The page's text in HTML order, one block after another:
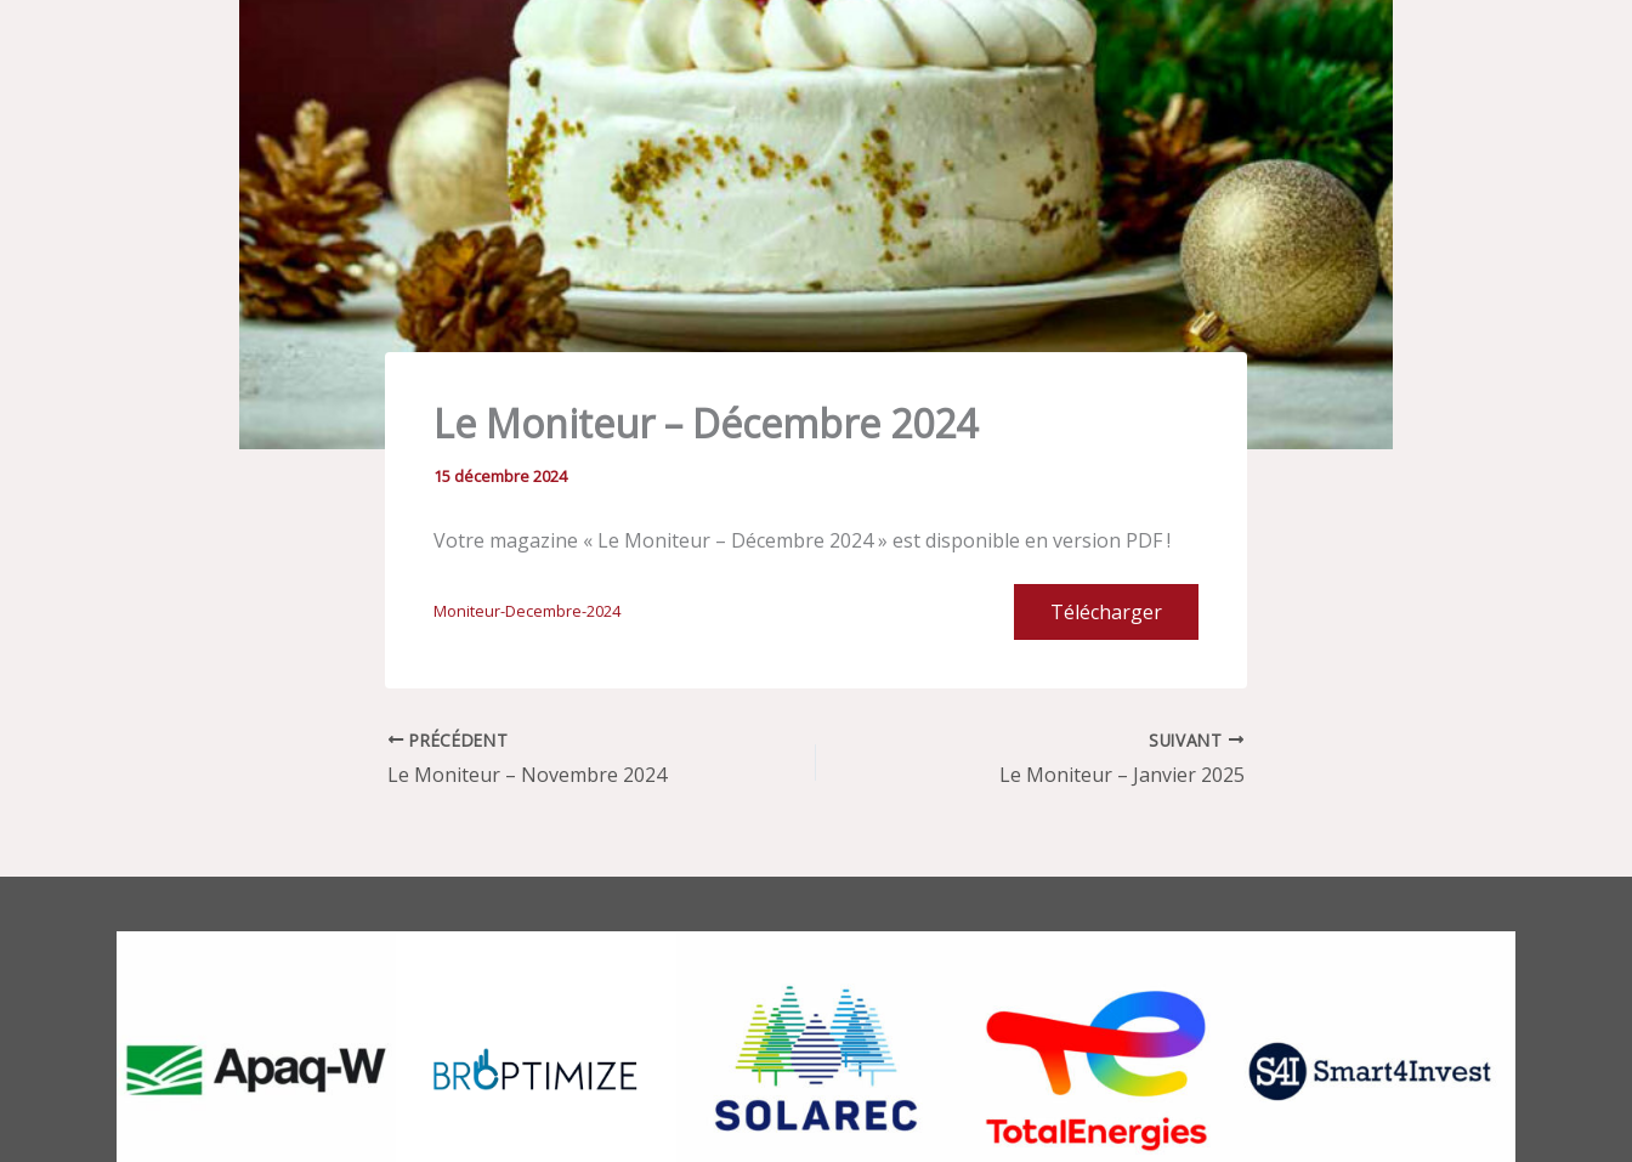
Le Moniteur – Décembre 2024
15 décembre 2024
Votre magazine « Le Moniteur – Décembre 2024 » est disponible en version PDF !
Moniteur-Decembre-2024 Télécharger
PRÉCÉDENT
Le Moniteur – Novembre 2024
SUIVANT
Le Moniteur – Janvier 2025